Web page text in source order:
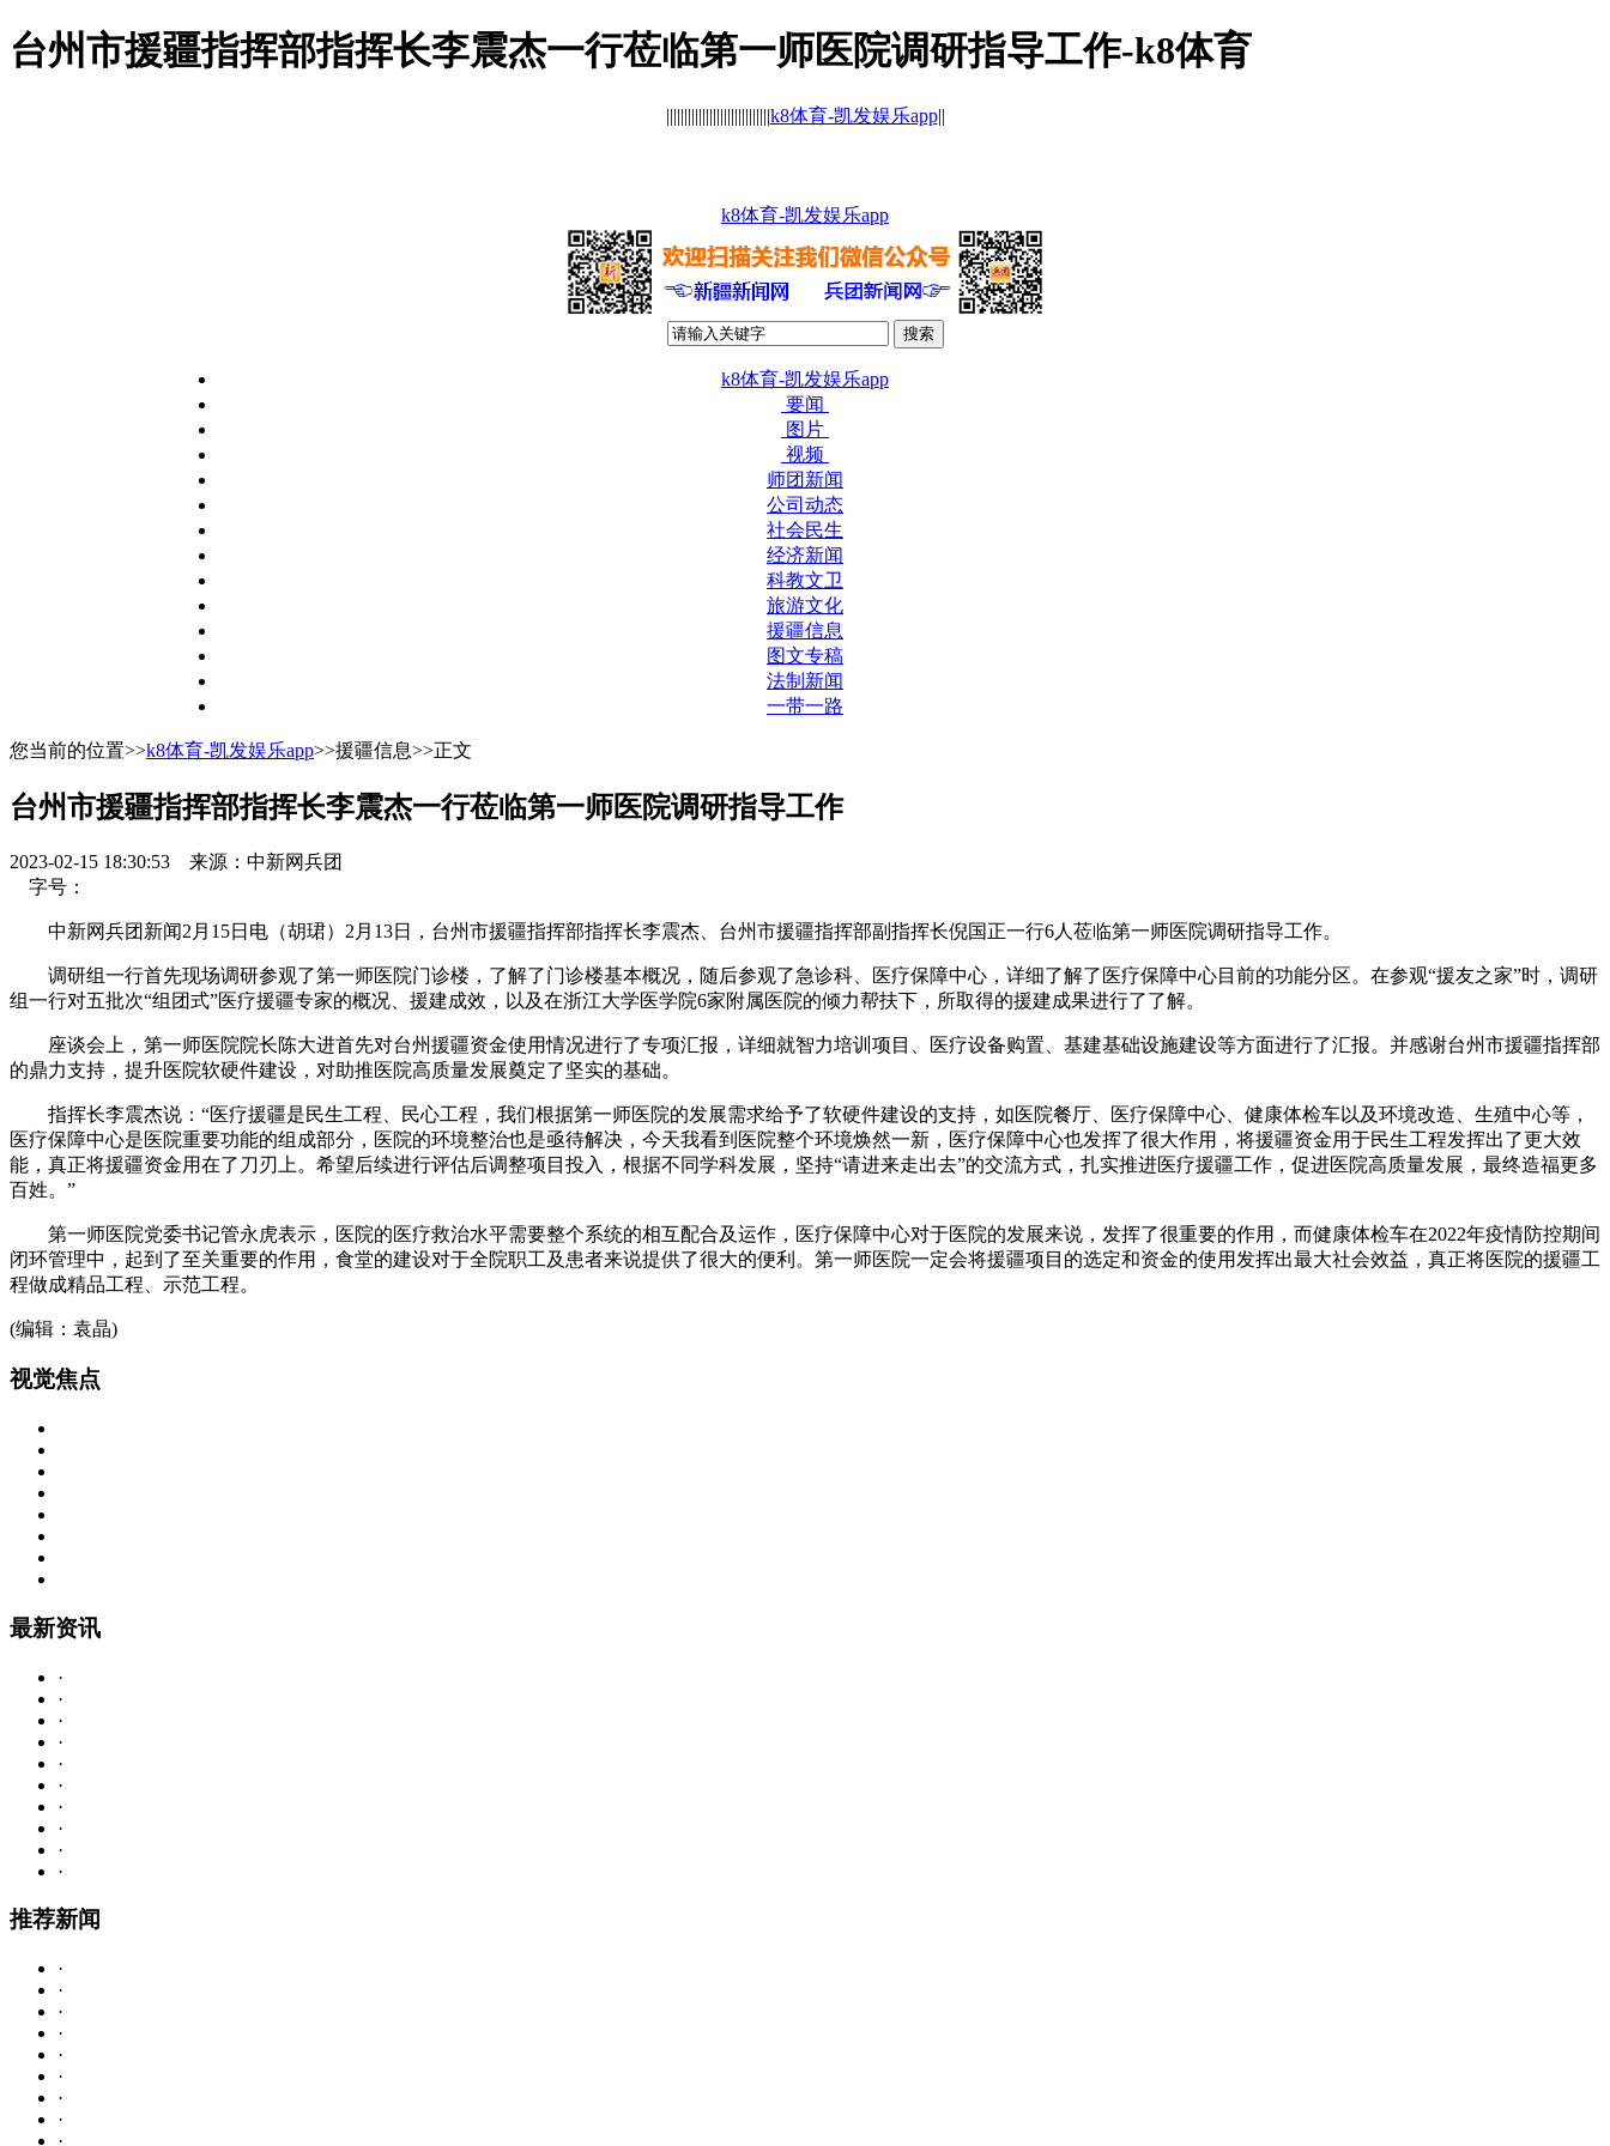
台州市援疆指挥部指挥长李震杰一行莅临第一师医院调研指导工作-k8体育
|||||||||||||||||||||||||||||k8体育-凯发娱乐app||
k8体育-凯发娱乐app
k8体育-凯发娱乐app
要闻
图片
视频
师团新闻
公司动态
社会民生
经济新闻
科教文卫
旅游文化
援疆信息
图文专稿
法制新闻
一带一路
您当前的位置>>k8体育-凯发娱乐app>>援疆信息>>正文
台州市援疆指挥部指挥长李震杰一行莅临第一师医院调研指导工作
2023-02-15 18:30:53
来源：中新网兵团
字号：
中新网兵团新闻2月15日电（胡珺）2月13日，台州市援疆指挥部指挥长李震杰、台州市援疆指挥部副指挥长倪国正一行6人莅临第一师医院调研指导工作。
调研组一行首先现场调研参观了第一师医院门诊楼，了解了门诊楼基本概况，随后参观了急诊科、医疗保障中心，详细了解了医疗保障中心目前的功能分区。在参观“援友之家”时，调研
组一行对五批次“组团式”医疗援疆专家的概况、援建成效，以及在浙江大学医学院6家附属医院的倾力帮扶下，所取得的援建成果进行了了解。
座谈会上，第一师医院院长陈大进首先对台州援疆资金使用情况进行了专项汇报，详细就智力培训项目、医疗设备购置、基建基础设施建设等方面进行了汇报。并感谢台州市援疆指挥部
的鼎力支持，提升医院软硬件建设，对助推医院高质量发展奠定了坚实的基础。
指挥长李震杰说：“医疗援疆是民生工程、民心工程，我们根据第一师医院的发展需求给予了软硬件建设的支持，如医院餐厅、医疗保障中心、健康体检车以及环境改造、生殖中心等，
医疗保障中心是医院重要功能的组成部分，医院的环境整治也是亟待解决，今天我看到医院整个环境焕然一新，医疗保障中心也发挥了很大作用，将援疆资金用于民生工程发挥出了更大效
能，真正将援疆资金用在了刀刃上。希望后续进行评估后调整项目投入，根据不同学科发展，坚持“请进来走出去”的交流方式，扎实推进医疗援疆工作，促进医院高质量发展，最终造福更多
百姓。”
第一师医院党委书记管永虎表示，医院的医疗救治水平需要整个系统的相互配合及运作，医疗保障中心对于医院的发展来说，发挥了很重要的作用，而健康体检车在2022年疫情防控期间
闭环管理中，起到了至关重要的作用，食堂的建设对于全院职工及患者来说提供了很大的便利。第一师医院一定会将援疆项目的选定和资金的使用发挥出最大社会效益，真正将医院的援疆工
程做成精品工程、示范工程。
(编辑：袁晶)
视觉焦点
最新资讯
·
·
·
·
·
·
·
·
·
·
推荐新闻
·
·
·
·
·
·
·
·
·